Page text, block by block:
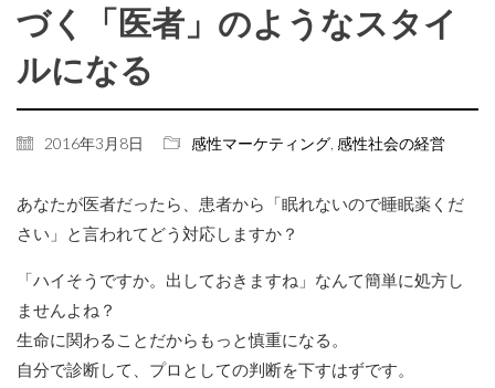
づく「医者」のようなスタイ
ルになる
2016年3月8日 感性マーケティング 感性社会の経営
あなたが医者だったら、患者から「眠れないので睡眠薬くだ
さい」と言われてどう対応しますか？
「ハイそうですか。出しておきますね」なんて簡単に処方し
ませんよね？
生命に関わることだからもっと慎重になる。
自分で診断して、プロとしての判断を下すはずです。